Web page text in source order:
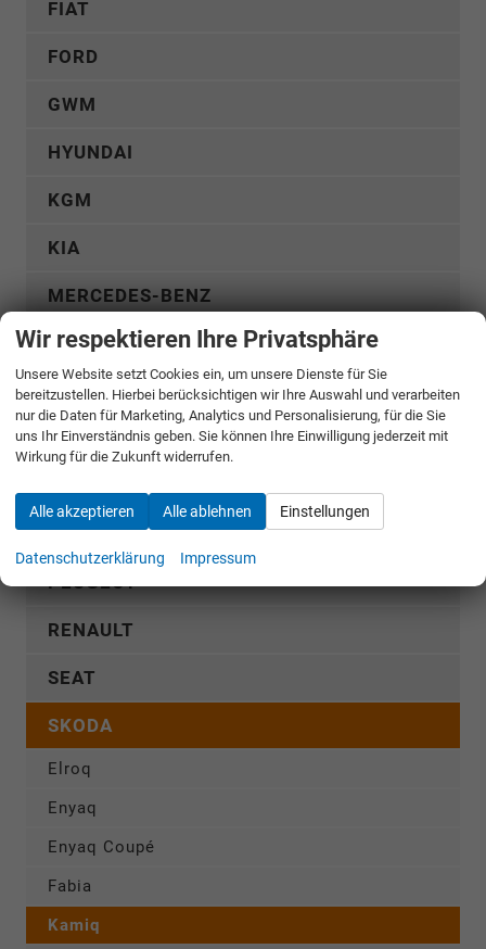
FIAT
FORD
GWM
HYUNDAI
KGM
KIA
MERCEDES-BENZ
MG
MITSUBISHI
NISSAN
OPEL
PEUGEOT
RENAULT
SEAT
SKODA
Elroq
Enyaq
Enyaq Coupé
Fabia
Kamiq
Wir respektieren Ihre Privatsphäre
Unsere Website setzt Cookies ein, um unsere Dienste für Sie
bereitzustellen. Hierbei berücksichtigen wir Ihre Auswahl und verarbeiten
nur die Daten für Marketing, Analytics und Personalisierung, für die Sie
uns Ihr Einverständnis geben. Sie können Ihre Einwilligung jederzeit mit
Wirkung für die Zukunft widerrufen.
Alle akzeptieren Alle ablehnen Einstellungen
Datenschutzerklärung Impressum